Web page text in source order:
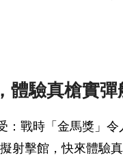
體驗真槍實彈
：戰時「金馬獎」
射擊館，快來體驗真